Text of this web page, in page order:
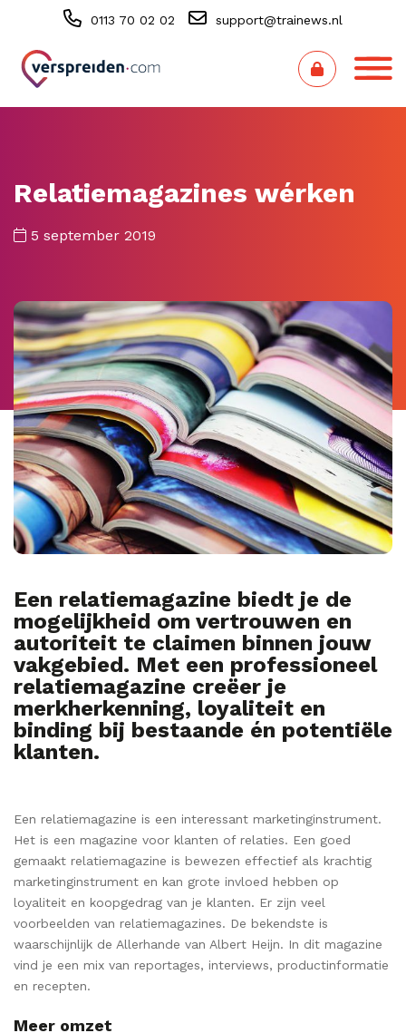
0113 70 02 02 support@trainews.nl
Relatiemagazines wérken
5 september 2019
Een relatiemagazine biedt je de
mogelijkheid om vertrouwen en
autoriteit te claimen binnen jouw
vakgebied. Met een professioneel
relatiemagazine creëer je
merkherkenning, loyaliteit en
binding bij bestaande én potentiële
klanten.
Een relatiemagazine is een interessant marketinginstrument.
Het is een magazine voor klanten of relaties. Een goed
gemaakt relatiemagazine is bewezen effectief als krachtig
marketinginstrument en kan grote invloed hebben op
loyaliteit en koopgedrag van je klanten. Er zijn veel
voorbeelden van relatiemagazines. De bekendste is
waarschijnlijk de Allerhande van Albert Heijn. In dit magazine
vind je een mix van reportages, interviews, productinformatie
en recepten.
Meer omzet